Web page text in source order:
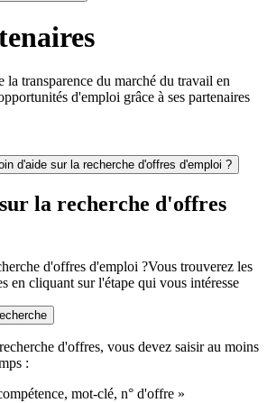
la transparence du marché du travail en
d'emploi grâce à ses partenaires
d'aide sur la recherche d'offres d'emploi ?
la recherche d'offres
d'offres d'emploi ?Vous trouverez les
en cliquant sur l'étape qui vous intéresse
d'offres, vous devez saisir au moins
:
mot-clé, n° d'offre »